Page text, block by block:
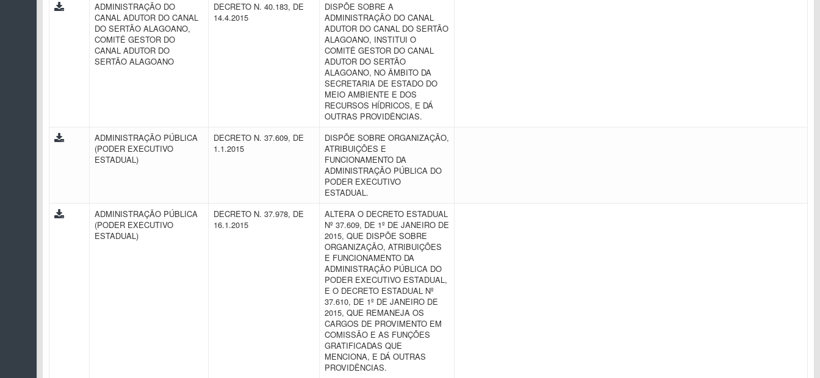
ADMINISTRAÇÃO DO
CANAL ADUTOR DO CANAL
DO SERTÃO ALAGOANO,
COMITÊ GESTOR DO
CANAL ADUTOR DO
SERTÃO ALAGOANO
DECRETO N. 40.183, DE
14.4.2015
DISPÕE SOBRE A
ADMINISTRAÇÃO DO CANAL
ADUTOR DO CANAL DO SERTÃO
ALAGOANO, INSTITUI O
COMITÊ GESTOR DO CANAL
ADUTOR DO SERTÃO
ALAGOANO, NO ÂMBITO DA
SECRETARIA DE ESTADO DO
MEIO AMBIENTE E DOS
RECURSOS HÍDRICOS, E DÁ
OUTRAS PROVIDÊNCIAS.
ADMINISTRAÇÃO PÚBLICA
(PODER EXECUTIVO
ESTADUAL)
DECRETO N. 37.609, DE
1.1.2015
DISPÕE SOBRE ORGANIZAÇÃO,
ATRIBUIÇÕES E
FUNCIONAMENTO DA
ADMINISTRAÇÃO PÚBLICA DO
PODER EXECUTIVO
ESTADUAL.
ADMINISTRAÇÃO PÚBLICA
(PODER EXECUTIVO
ESTADUAL)
DECRETO N. 37.978, DE
16.1.2015
ALTERA O DECRETO ESTADUAL
Nº 37.609, DE 1º DE JANEIRO DE
2015, QUE DISPÕE SOBRE
ORGANIZAÇÃO, ATRIBUIÇÕES
E FUNCIONAMENTO DA
ADMINISTRAÇÃO PÚBLICA DO
PODER EXECUTIVO ESTADUAL,
E O DECRETO ESTADUAL Nº
37.610, DE 1º DE JANEIRO DE
2015, QUE REMANEJA OS
CARGOS DE PROVIMENTO EM
COMISSÃO E AS FUNÇÕES
GRATIFICADAS QUE
MENCIONA, E DÁ OUTRAS
PROVIDÊNCIAS.